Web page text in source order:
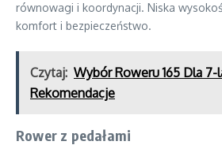
równowagi i koordynacji. Niska
komfort i bezpieczeństwo.
Czytaj: Wybór Roweru 165 Dla
Rekomendacje
Rower z pedałami